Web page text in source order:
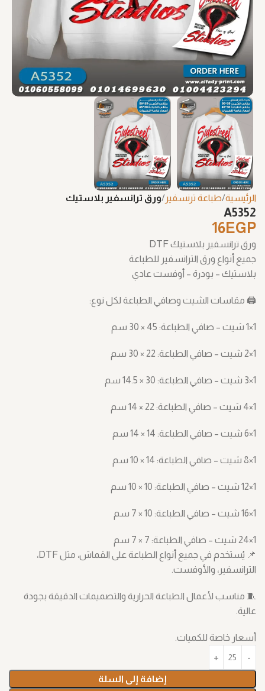
الرئيسية طباعة ترنسفير ورق ترانسفير بلاستيك
A5352
16EGP
ورق ترانسفير بلاستيك DTF
جميع أنواع ورق الترانسفير للطباعة
بلاستيك – بودرة – أوفست عادي
🖨️ مقاسات الشيت وصافي الطباعة لكل نوع:
1×1 شيت – صافي الطباعة: ‎30 × 45 سم
1×2 شيت – صافي الطباعة: ‎30 × 22 سم
1×3 شيت – صافي الطباعة: ‎14.5 × 30 سم
1×4 شيت – صافي الطباعة: ‎14 × 22 سم
1×6 شيت – صافي الطباعة: ‎14 × 14 سم
1×8 شيت – صافي الطباعة: ‎10 × 14 سم
1×12 شيت – صافي الطباعة: ‎10 × 10 سم
1×16 شيت – صافي الطباعة: ‎7 × 10 سم
1×24 شيت – صافي الطباعة: ‎7 × 7 سم
📌 يُستخدم في جميع أنواع الطباعة على القماش، مثل DTF،
الترانسفير، والأوفست.
🧵 مناسب لأعمال الطباعة الحرارية والتصميمات الدقيقة بجودة
عالية.
أسعار خاصة للكميات.
إضافة إلى السلة